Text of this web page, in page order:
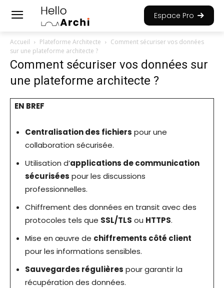
Espace Pro
Accueil Plateforme Architecte
Comment sécuriser vos données
sur une plateforme architecte ?
Comment sécuriser vos données sur
une plateforme architecte ?
EN BREF
Centralisation des fichiers pour une
collaboration sécurisée.
Utilisation d’applications de communication
sécurisées pour les discussions
professionnelles.
Chiffrement des données en transit avec des
protocoles tels que SSL/TLS ou HTTPS.
Mise en œuvre de chiffrements côté client
pour les informations sensibles.
Sauvegardes régulières pour garantir la
récupération des données.